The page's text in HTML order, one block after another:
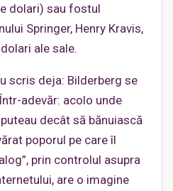
dolari) sau fostul
Springer, Henry Kravis,
ale sale.
scris deja: Bilderberg se
adevăr: acolo unde
decât să bănuiască
poporul pe care îl
prin controlul asupra
are o imagine